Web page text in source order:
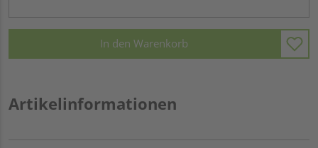
In den Warenkorb
Artikelinformationen